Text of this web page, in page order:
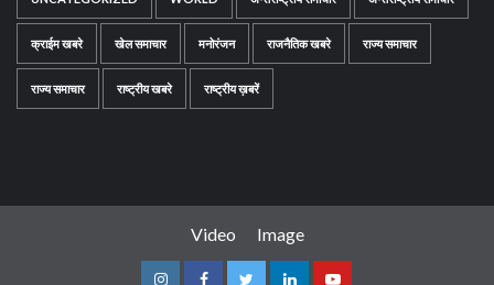
क्राईम खबरे खेल समाचार मनोरंजन राजनैतिक खबरे राज्य समाचार
राज्य समाचार राष्ट्रीय खबरे राष्ट्रीय ख़बरें
Video Image